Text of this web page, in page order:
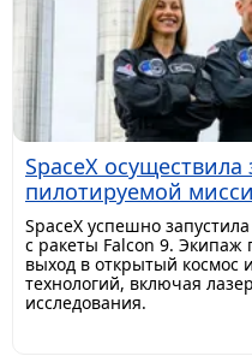
SpaceX осуществила
пилотируемой
SpaceX успешно
с ракеты Falcon 9. Экипаж
выход в открытый космос
технологий, включая
исследования.